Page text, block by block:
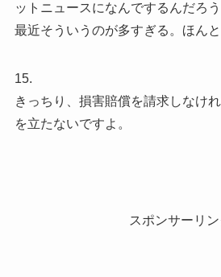
ットニュースになんでするんだろう
最近そういうのが多すぎる。ほん
15.
きっちり、損害賠償を請求しなけ
を立たないですよ。
スポンサーリン